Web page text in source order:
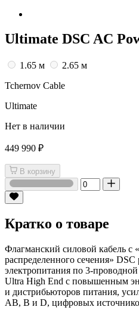
Ultimate DSC AC
1.65 м
2.65 м
Tchernov Cable
Ultimate
Нет в наличии
449 990 ₽
В корзину
Кратко о товаре
Флагманский силовой кабель
распределенного сечения» DSC
электропитания по 3-
Ultra High End с повышенным
и дистрибьюторов питания,
АВ, В и D, цифровых